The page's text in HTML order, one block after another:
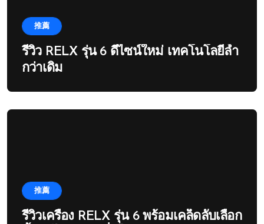
推薦
รีวิว RELX รุ่น 6 ดีไซน์ใหม่ เทคโนโลยีล้ำ
กว่าเดิม
推薦
รีวิวเครื่อง RELX รุ่น 6 พร้อมเคล็ดลับเลือก